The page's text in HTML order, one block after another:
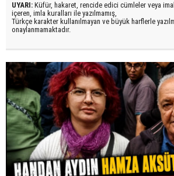
UYARI: Küfür, hakaret, rencide edici cümleler veya
içeren, imla kuralları ile yazılmamış,
Türkçe karakter kullanılmayan ve büyük harflerle
onaylanmamaktadır.